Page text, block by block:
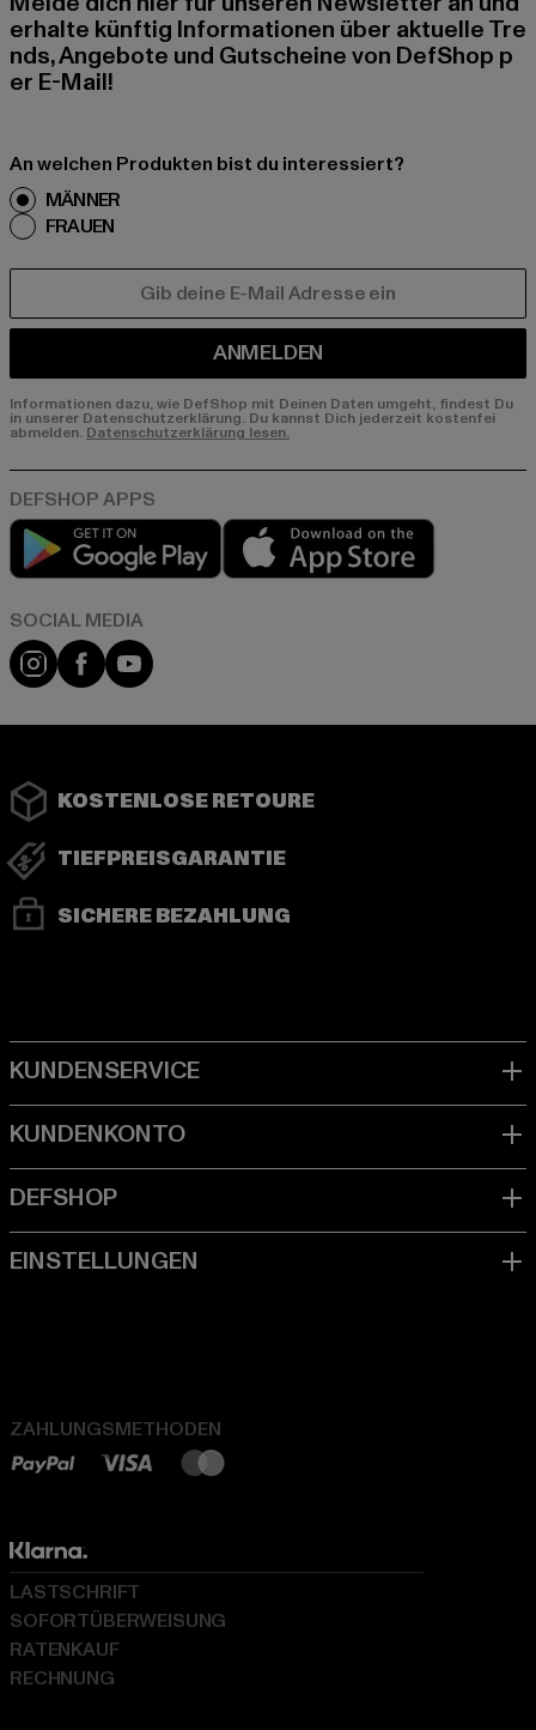
erhalte künftig Informationen über aktuelle Tre
nds, Angebote und Gutscheine von DefShop p
er E-Mail!
An welchen Produkten bist du interessiert?
MÄNNER
FRAUEN
ANMELDEN
Informationen dazu, wie DefShop mit Deinen Daten umgeht, findest Du
in unserer Datenschutzerklärung. Du kannst Dich jederzeit kostenfei
abmelden. Datenschutzerklärung lesen.
Play market
Instagram
FacebookYouTube
KOSTENLOSE RETOURE
TIEFPREISGARANTIE
SICHERE BEZAHLUNG
ZAHLUNGSMETHODEN
LASTSCHRIFT
SOFORTÜBERWEISUNG
RATENKAUF
RECHNUNG